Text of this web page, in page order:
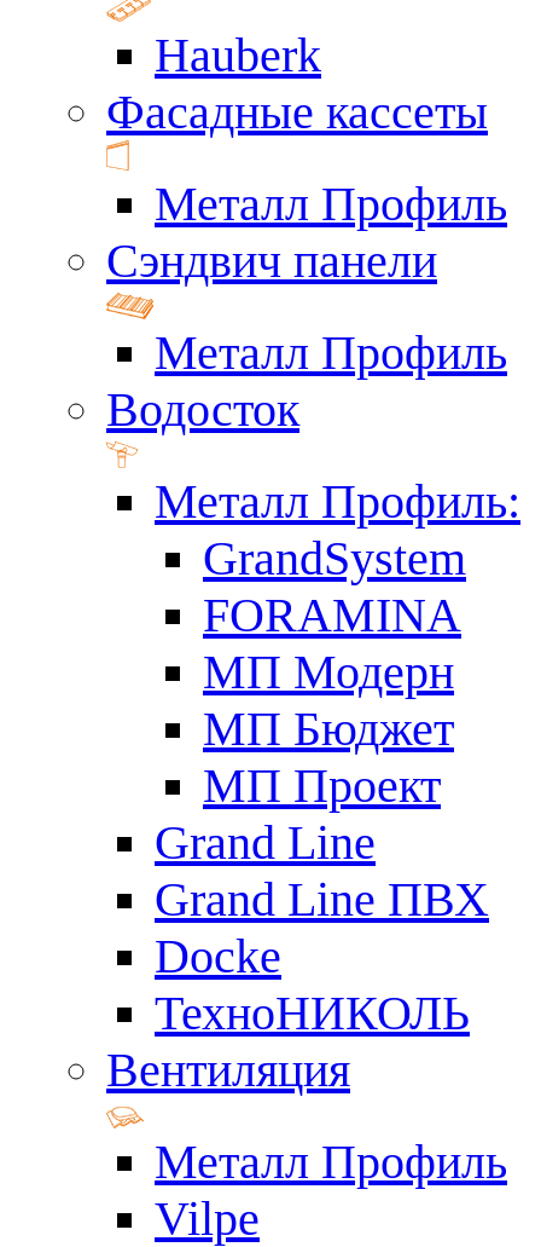
Hauberk
Фасадные кассеты
Металл Профиль
Сэндвич панели
Металл Профиль
Водосток
Металл Профиль:
GrandSystem
FORAMINA
МП Модерн
МП Бюджет
МП Проект
Grand Line
Grand Line ПВХ
Docke
ТехноНИКОЛЬ
Вентиляция
Металл Профиль
Vilpe